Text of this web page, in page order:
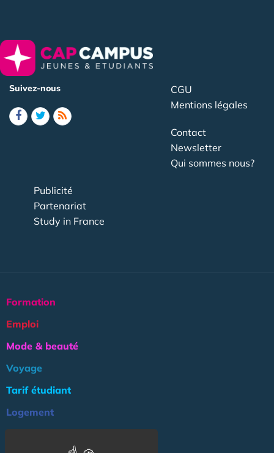
Suivez-nous
CGU
Mentions légales
Contact
Newsletter
Qui sommes nous?
Publicité
Partenariat
Study in France
Formation
Emploi
Mode & beauté
Voyage
Tarif étudiant
Logement